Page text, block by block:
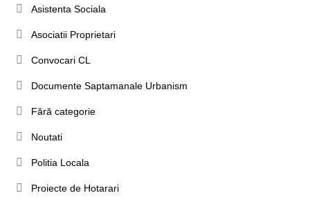
Asistenta Sociala
Asociatii Proprietari
Convocari CL
Documente Saptamanale Urbanism
Fără categorie
Noutati
Politia Locala
Proiecte de Hotarari